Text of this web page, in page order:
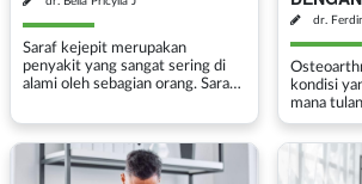
Saraf kejepit merupakan
penyakit yang sangat sering di
alami oleh sebagian orang. Saraf
Saraf...
UNTUK
NYERI
LUTUT
dr.
kondisi
mana
mobilitas.